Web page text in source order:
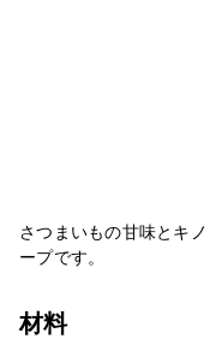
さつまいもの甘味とキ
ープです。
材料